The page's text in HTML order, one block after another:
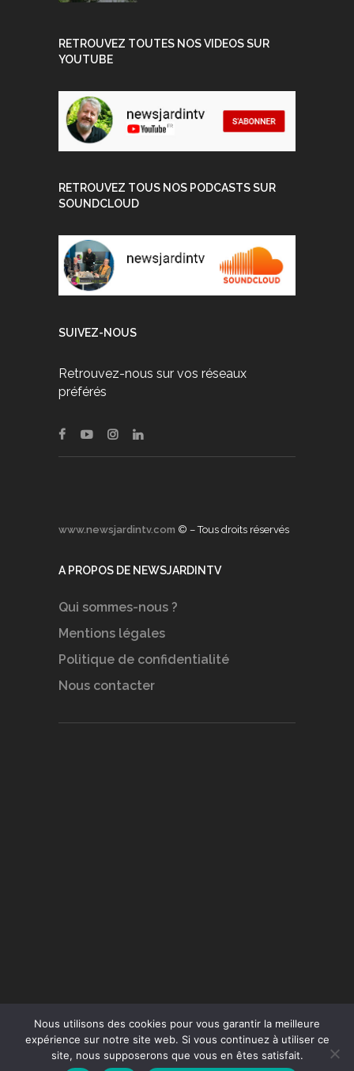
RETROUVEZ TOUTES NOS VIDEOS SUR
YOUTUBE
RETROUVEZ TOUS NOS PODCASTS SUR
SOUNDCLOUD
SUIVEZ-NOUS
Retrouvez-nous sur vos réseaux
préférés
www.newsjardintv.com © – Tous droits réservés
A PROPOS DE NEWSJARDINTV
Qui sommes-nous ?
Mentions légales
Politique de confidentialité
Nous contacter
Nous utilisons des cookies pour vous garantir la meilleure
expérience sur notre site web. Si vous continuez à utiliser ce
site, nous supposerons que vous en êtes satisfait.